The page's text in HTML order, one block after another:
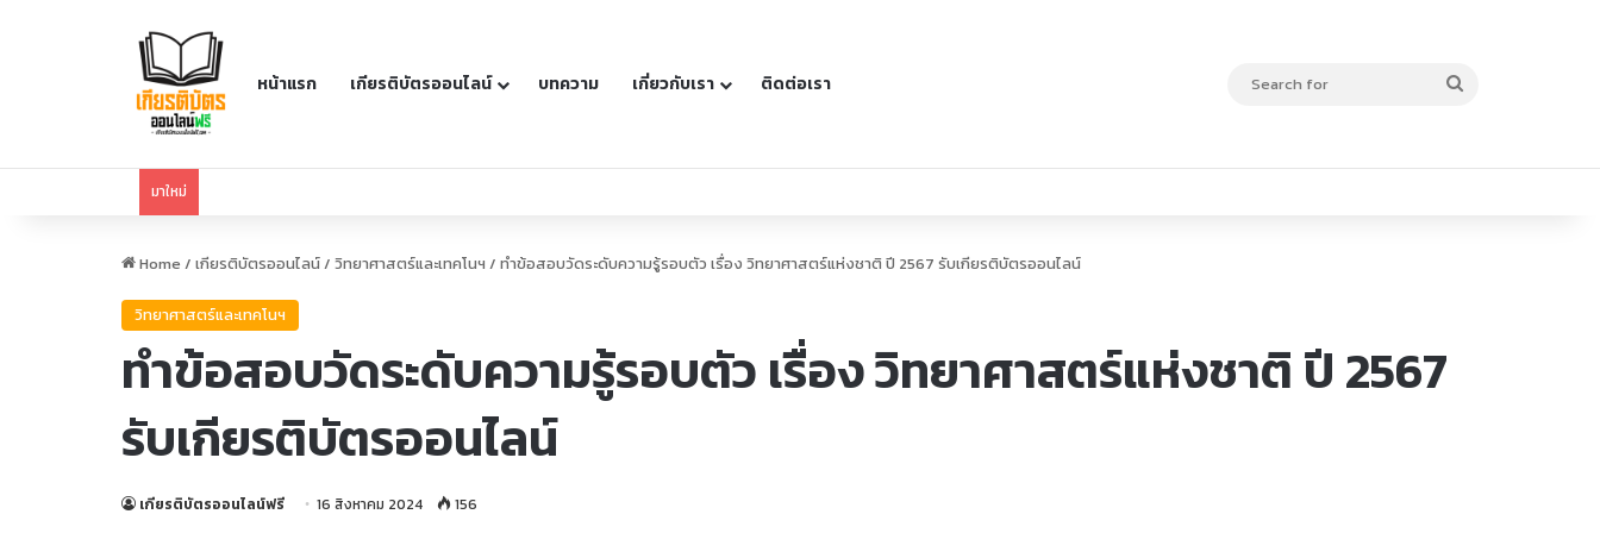
หน้าแรก เกียรติบัตรออนไลน์ บทความ เกี่ยวกับเรา ติดต่อเรา
Search
มาใหม่
Home / เกียรติบัตรออนไลน์/ วิทยาศาสตร์และเทคโนฯ / ทำข้อสอบวัดระดับความรู้รอบตัว เรื่อง วิทยาศาสตร์แห่งชาติ ปี 2567 รับเกียรติบัตรออนไลน์
วิทยาศาสตร์และเทคโนฯ
ทำข้อสอบวัดระดับความรู้รอบตัว เรื่อง วิทยาศาสตร์แห่งชาติ ปี 2567
รับเกียรติบัตรออนไลน์
เกียรติบัตรออนไลน์ฟรี 16 สิงหาคม 2024 156